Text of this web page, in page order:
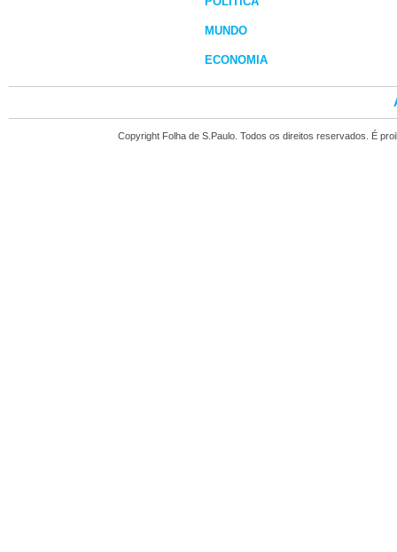
MUNDO
ECONOMIA
Copyright Folha de S.Paulo. Todos os direitos reservados. É